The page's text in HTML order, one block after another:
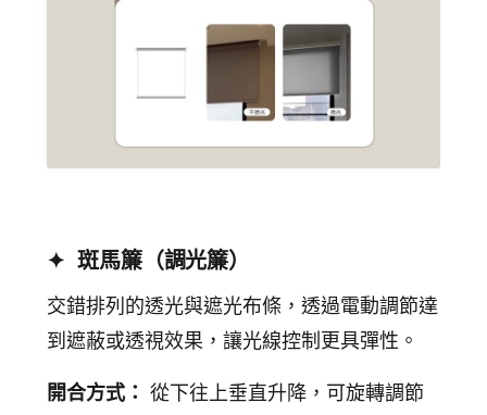
✦ 斑馬簾（調光簾）
交錯排列的透光與遮光布條，透過電動調節達
到遮蔽或透視效果，讓光線控制更具彈性。
開合方式： 從下往上垂直升降，可旋轉調節